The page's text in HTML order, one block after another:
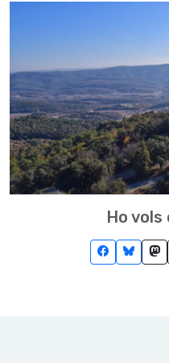
Ho